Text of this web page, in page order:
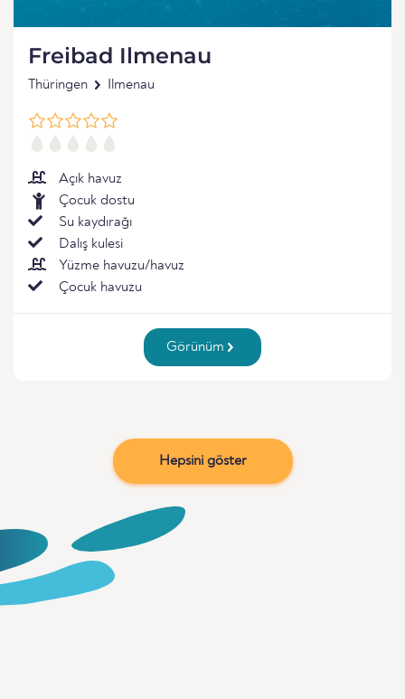
Freibad Ilmenau
Thüringen Ilmenau
Açık havuz
Çocuk dostu
Su kaydırağı
Dalış kulesi
Yüzme havuzu/havuz
Çocuk havuzu
Görünüm
Hepsini göster